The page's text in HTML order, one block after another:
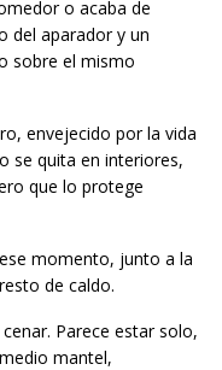
o acaba de
del aparador y un
sobre el mismo
envejecido por la vida
se quita en interiores,
que lo protege
momento, junto a la
de caldo.
Parece estar solo,
mantel,